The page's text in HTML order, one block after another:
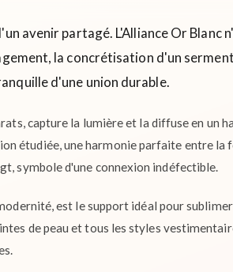
avenir partagé. L'Alliance Or Blanc
la concrétisation d'un
d'une union durable.
capture la lumière et la diffuse en un
étudiée, une harmonie parfaite entre la
symbole d'une connexion indéfectible.
est le support idéal pour
de peau et tous les styles